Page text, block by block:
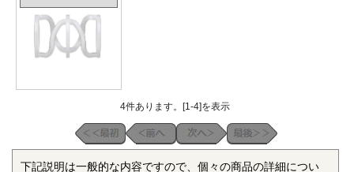
4件あります。[1-4]を表示
下記説明は一般的な内容ですので、個々の商品の詳細につい